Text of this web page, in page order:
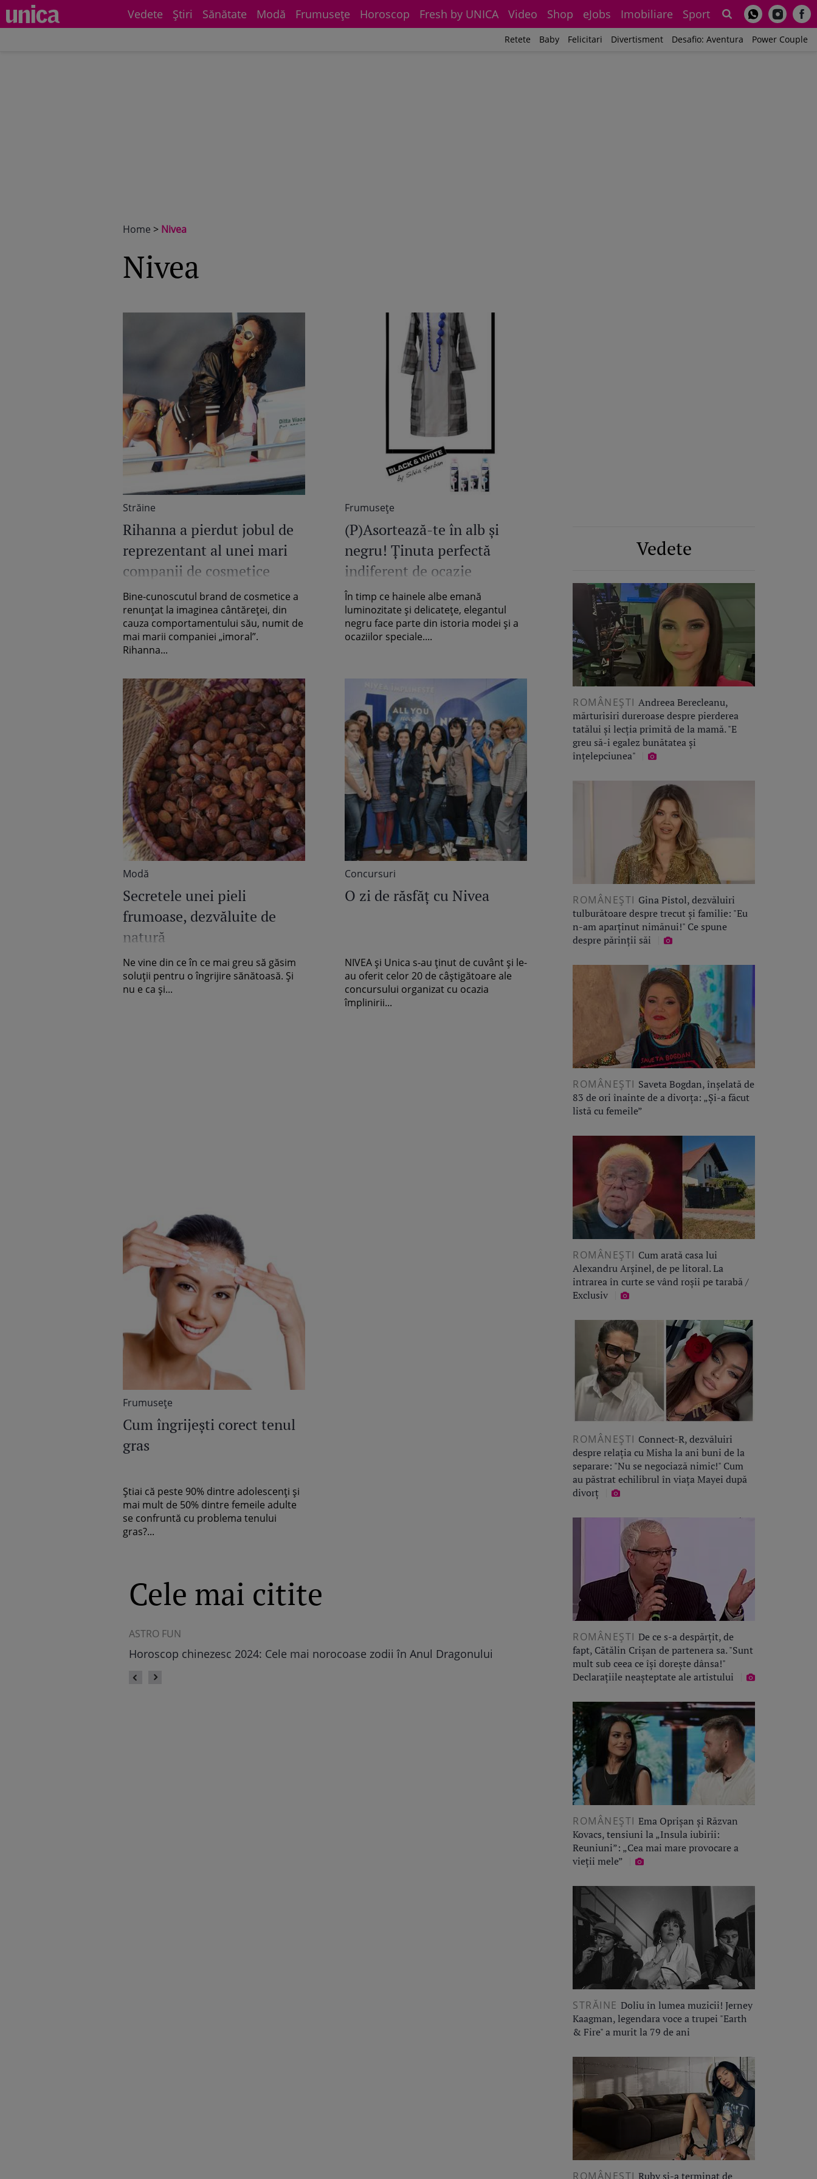
Vedete Știri Sănătate Modă Frumuseţe Horoscop Fresh by UNICA Video Shop eJobs Imobiliare Sport
Retete Baby Felicitari Divertisment Desafio: Aventura Power Couple
Home > Nivea
Nivea
Străine
Rihanna a pierdut jobul de
reprezentant al unei mari
companii de cosmetice
Bine-cunoscutul brand de cosmetice a
renunţat la imaginea cântăreţei, din
cauza comportamentului său, numit de
mai marii companiei „imoral”.
Rihanna...
Frumuseţe
(P)Asortează-te în alb şi
negru! Ţinuta perfectă
indiferent de ocazie
În timp ce hainele albe emană
luminozitate şi delicateţe, elegantul
negru face parte din istoria modei şi a
ocaziilor speciale....
Modă
Secretele unei pieli
frumoase, dezvăluite de
natură
Ne vine din ce în ce mai greu să găsim
soluţii pentru o îngrijire sănătoasă. Şi
nu e ca şi...
Concursuri
O zi de răsfăţ cu Nivea
NIVEA şi Unica s-au ţinut de cuvânt şi le-
au oferit celor 20 de câştigătoare ale
concursului organizat cu ocazia
împlinirii...
Frumuseţe
Cum îngrijeşti corect tenul
gras
Ştiai că peste 90% dintre adolescenţi şi
mai mult de 50% dintre femeile adulte
se confruntă cu problema tenului
gras?...
Cele mai citite
ASTRO FUN
Horoscop chinezesc 2024: Cele mai norocoase zodii în Anul Dragonului
Vedete
ROMÂNEŞTI Andreea Berecleanu,
mărturisiri dureroase despre pierderea
tatălui și lecția primită de la mamă. "E
greu să-i egalez bunătatea și
înțelepciunea"
ROMÂNEŞTI Gina Pistol, dezvăluiri
tulburătoare despre trecut și familie: "Eu
n-am aparținut nimănui!" Ce spune
despre părinții săi
ROMÂNEŞTI Saveta Bogdan, înșelată de
83 de ori înainte de a divorța: „Și-a făcut
listă cu femeile”
ROMÂNEŞTI Cum arată casa lui
Alexandru Arșinel, de pe litoral. La
intrarea în curte se vând roșii pe tarabă /
Exclusiv
ROMÂNEŞTI Connect-R, dezvăluiri
despre relația cu Misha la ani buni de la
separare: "Nu se negociază nimic!" Cum
au păstrat echilibrul în viața Mayei după
divorț
ROMÂNEŞTI De ce s-a despărțit, de
fapt, Cătălin Crișan de partenera sa. "Sunt
mult sub ceea ce își dorește dânsa!"
Declarațiile neașteptate ale artistului
ROMÂNEŞTI Ema Oprișan și Răzvan
Kovacs, tensiuni la „Insula iubirii:
Reuniuni”: „Cea mai mare provocare a
vieții mele”
STRĂINE Doliu în lumea muzicii! Jerney
Kaagman, legendara voce a trupei "Earth
& Fire" a murit la 79 de ani
ROMÂNEŞTI Ruby și-a terminat de